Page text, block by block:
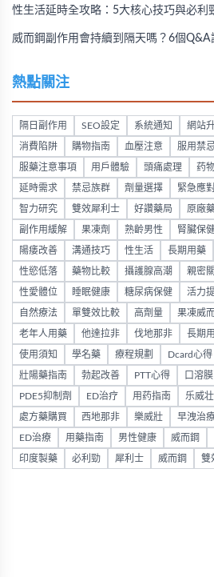
性生活延時全攻略：5大核心技巧與必利
威而鋼副作用會持續到隔天嗎？6個Q&A
熱點關注
隔日副作用 SEO設定 系統通知 網站
消費陷阱 購物指南 血壓注意 服用禁忌
服藥注意事項 用戶體驗 頭痛處理 药
延時需求 禁忌族群 劑量選擇 緊急應
智力研究 雙效犀利士 好讚藥局 原廠
副作用緩解 果凍劑 熟齡男性 腎臟保
陽痿改善 溝通技巧 性生活 長期用藥
性慾低落 藥物比較 攝護腺高潮 親密
性愛體位 睡眠健康 糖尿病保健 活力
自然療法 單雙效比較 高劑量 果凍威
老年人用藥 他達拉非 伐地那非 長期
使用須知 學名藥 療程規劃 Dcard心得
壯陽藥指南 勃起改善 PTT心得 口溶膜
PDE5抑制劑 ED治疗 用药指南 乐威壮
處方藥購買 西地那非 樂威壯 早洩治
ED治療 用藥指南 男性健康 威而鋼
印度製藥 必利勁 犀利士 威而鋼 雙